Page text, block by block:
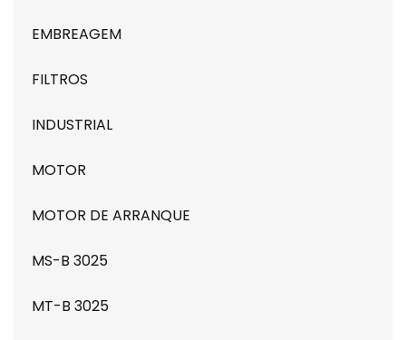
EMBREAGEM
FILTROS
INDUSTRIAL
MOTOR
MOTOR DE ARRANQUE
MS-B 3025
MT-B 3025